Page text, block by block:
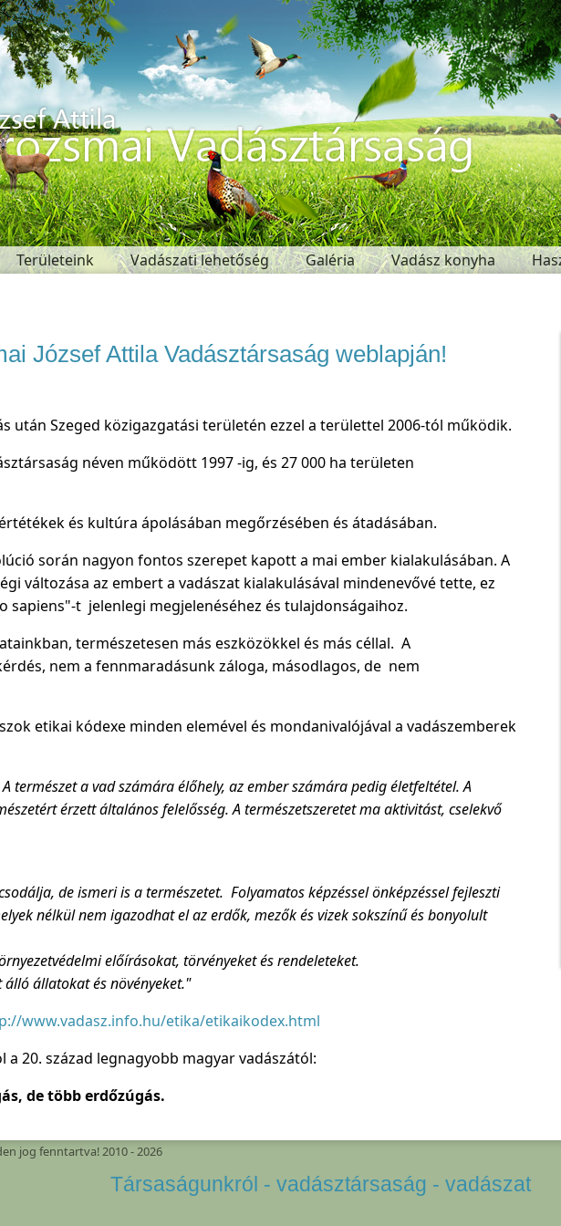
József Attila Vadásztársaság weblapján!
után Szeged közigazgatási területén ezzel a területtel 2006-tól működik.
néven működött 1997 -ig, és 27 000 ha területen
és kultúra ápolásában megőrzésében és átadásában.
során nagyon fontos szerepet kapott a mai ember kialakulásában. A
változása az embert a vadászat kialakulásával mindenevővé tette, ez
sapiens"-t jelenlegi megjelenéséhez és tulajdonságaihoz.
természetesen más eszközökkel és más céllal. A
nem a fennmaradásunk záloga, másodlagos, de nem
etikai kódexe minden elemével és mondanivalójával a vadászemberek
A természet a vad számára élőhely, az ember számára pedig életfeltétel. A
érzett általános felelősség. A természetszeretet ma aktivitást, cselekvő
de ismeri is a természetet. Folyamatos képzéssel önképzéssel fejleszti
nélkül nem igazodhat el az erdők, mezők és vizek sokszínű és bonyolult
előírásokat, törvényeket és rendeleteket.
állatokat és növényeket."
www.vadasz.info.hu/etika/etikaikodex.html
a 20. század legnagyobb magyar vadászától:
de több erdőzúgás.
Területeink Vadászati lehetőség Galéria Vadász konyha
jog fenntartva! 2010 - 2026
Társaságunkról - vadásztársaság - vadászat